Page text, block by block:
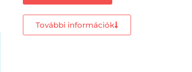
További információk